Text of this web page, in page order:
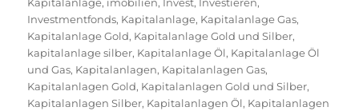
Investmentfonds, Kapitalanlage, Kapitalanlage Gas,
Kapitalanlage Gold, Kapitalanlage Gold und Silber,
kapitalanlage silber, Kapitalanlage Öl, Kapitalanlage Öl
und Gas, Kapitalanlagen, Kapitalanlagen Gas,
Kapitalanlagen Gold, Kapitalanlagen Gold und Silber,
Kapitalanlagen Silber, Kapitalanlagen Öl, Kapitalanlagen